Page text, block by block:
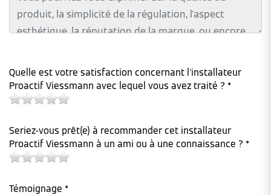
Quelle est votre satisfaction concernant l'installateur
Proactif Viessmann avec lequel vous avez traité ? *
Seriez-vous prêt(e) à recommander cet installateur
Proactif Viessmann à un ami ou à une connaissance ? *
Témoignage *